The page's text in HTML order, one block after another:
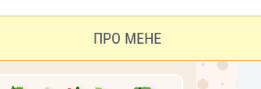
ПРО МЕНЕ